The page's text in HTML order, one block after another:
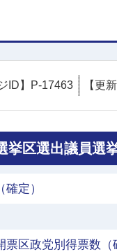
ID】 P-17463 【更
区選出議員選
定）
区政党別得票数（